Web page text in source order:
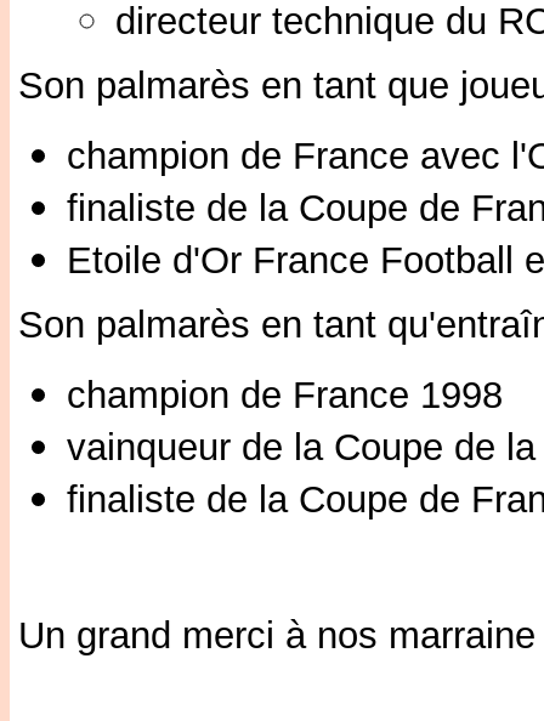
directeur technique du
Son palmarès en tant que
champion de France avec
finaliste de la Coupe de
Etoile d'Or France Football
Son palmarès en tant
champion de France 1998
vainqueur de la Coupe de
finaliste de la Coupe de
Un grand merci à nos